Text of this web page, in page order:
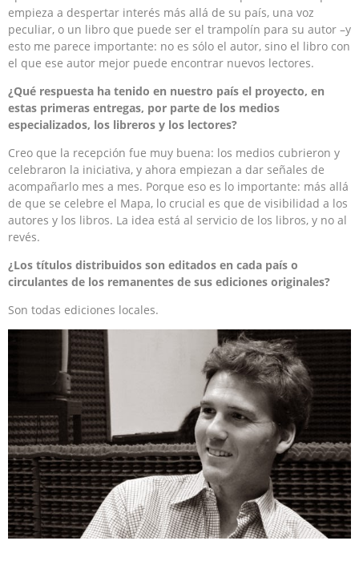
empieza a despertar interés más allá de su país, una voz
peculiar, o un libro que puede ser el trampolín para su autor –y
esto me parece importante: no es sólo el autor, sino el libro con
el que ese autor mejor puede encontrar nuevos lectores.
¿Qué respuesta ha tenido en nuestro país el proyecto, en
estas primeras entregas, por parte de los medios
especializados, los libreros y los lectores?
Creo que la recepción fue muy buena: los medios cubrieron y
celebraron la iniciativa, y ahora empiezan a dar señales de
acompañarlo mes a mes. Porque eso es lo importante: más allá
de que se celebre el Mapa, lo crucial es que de visibilidad a los
autores y los libros. La idea está al servicio de los libros, y no al
revés.
¿Los títulos distribuidos son editados en cada país o
circulantes de los remanentes de sus ediciones originales?
Son todas ediciones locales.